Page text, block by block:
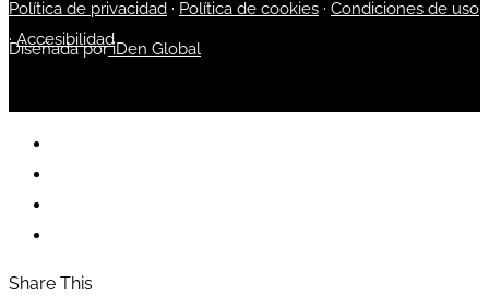
Política de privacidad · Política de cookies · Condiciones de uso
·Accesibilidad
Diseñada poriDen Global
Share This